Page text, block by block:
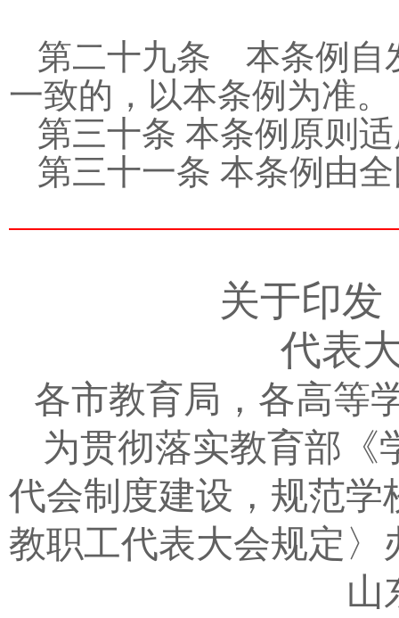
第二十九条 本条例自
一致的，以本条例为准。
第三十条 本条例原则
第三十一条 本条例由
关于印发
代表
各市教育局，各高等
为贯彻落实教育部《
代会制度建设，规范
教职工代表大会规定
山